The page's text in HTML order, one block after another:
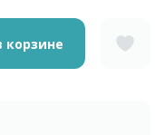
корзине